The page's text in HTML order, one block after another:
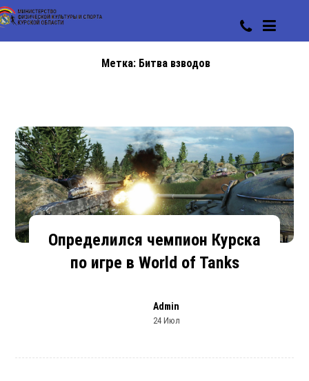
Метка: Битва взводов
Определился чемпион Курска
по игре в World of Tanks
Admin
24 Июл